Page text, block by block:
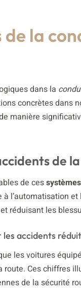
de la
dans la
concrètes dans
manière
de
de ces
l’automatisation
réduisant les
les accidents
les voitures
route. Ces chiffres
de la sécurité